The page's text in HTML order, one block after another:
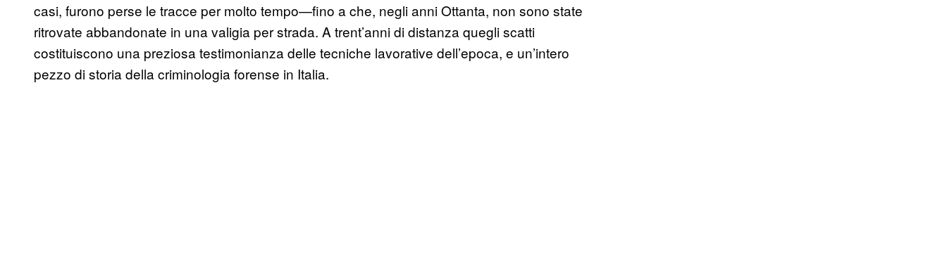
casi, furono perse le tracce per molto tempo—fino a che, negli anni Ottanta, non sono state
ritrovate abbandonate in una valigia per strada. A trent’anni di distanza quegli scatti
costituiscono una preziosa testimonianza delle tecniche lavorative dell’epoca, e un’intero
pezzo di storia della criminologia forense in Italia.